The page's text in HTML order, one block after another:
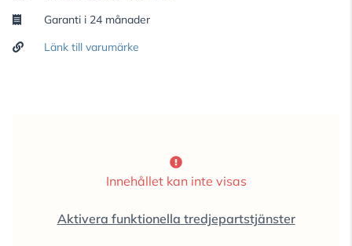
Garanti i 24 månader
Länk till varumärke
Innehållet kan inte visas
Aktivera funktionella tredjepartstjänster